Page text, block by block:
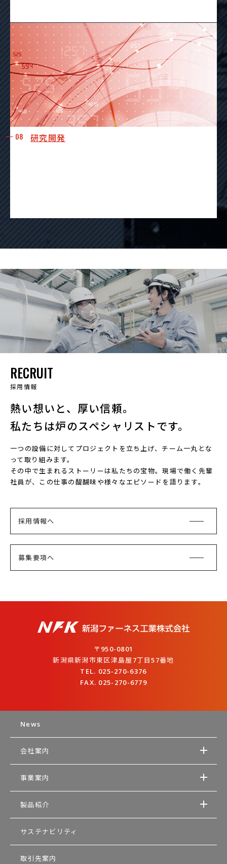
08 研究開発
RECRUIT
採用情報
熱い想いと、厚い信頼。
私たちは炉のスペシャリストです。
一つの設備に対してプロジェクトを立ち上げ、チーム一丸とな
って取り組みます。
その中で生まれるストーリーは私たちの宝物。現場で働く先輩
社員が、この仕事の醍醐味や様々なエピソードを語ります。
採用情報へ
募集要項へ
〒950-0801
新潟県新潟市東区津島屋7丁目57番地
TEL. 025-270-6376
FAX. 025-270-6779
News
会社案内
事業案内
製品紹介
サステナビリティ
取引先案内